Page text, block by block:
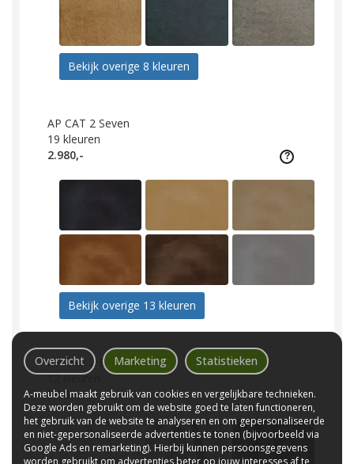
Bekijk overige 8 kleuren
AP CAT 2 Seven
19 kleuren
2.980,-
Bekijk overige 13 kleuren
AP CAT 2 Brave Me
12 kleuren
2.980,-
Overzicht Marketing Statistieken
A-meubel maakt gebruik van cookies en vergelijkbare technieken.
Deze worden gebruikt om de website goed te laten functioneren,
het gebruik van de website te analyseren en om gepersonaliseerde
en niet-gepersonaliseerde advertenties te tonen (bijvoorbeeld via
Google Ads en remarketing). Hierbij kunnen persoonsgegevens
worden gebruikt om advertenties beter op jouw interesses af te